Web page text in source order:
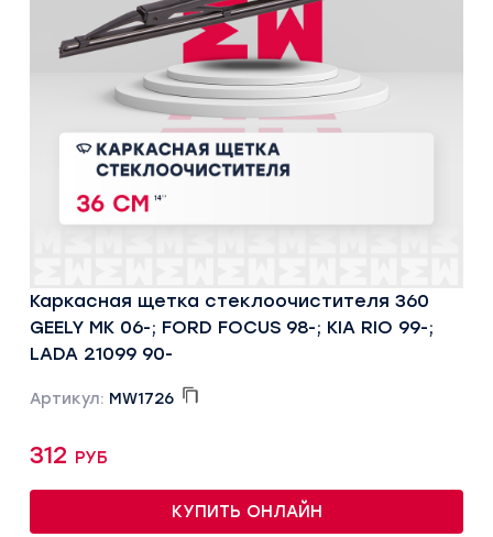
Каркасная щетка стеклоочистителя 360
GEELY MK 06-; FORD FOCUS 98-; KIA RIO 99-;
LADA 21099 90-
Артикул: MW1726
312 руб
КУПИТЬ ОНЛАЙН